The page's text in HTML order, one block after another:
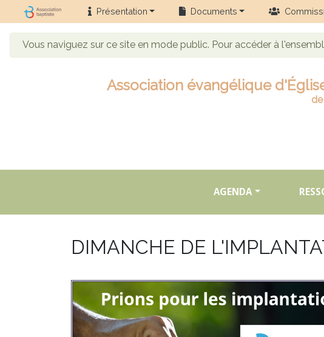
Présentation Documents
Vous naviguez sur ce site en mode public. Pour accéder à
Association évangélique
AGENDA
DIMANCHE DE